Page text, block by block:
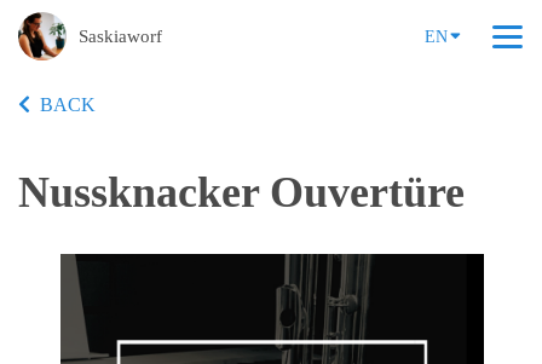
Saskiaworf EN
BACK
Nussknacker Ouvertüre